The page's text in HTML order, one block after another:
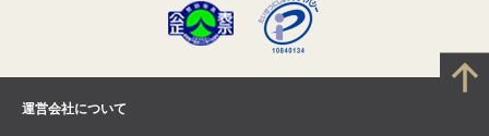
運営会社について